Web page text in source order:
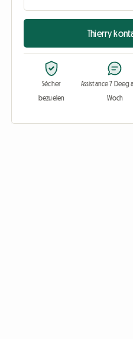
Thierry
Sécher
bezuelen
Assistance 7 Deeg
Woch